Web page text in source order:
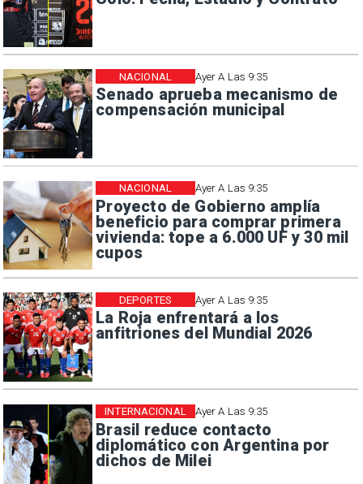
Ayer A Las 9:35
Senado aprueba mecanismo de
compensación municipal
NACIONAL
Ayer A Las 9:35
Proyecto de Gobierno amplía
beneficio para comprar primera
vivienda: tope a 6.000 UF y 30 mil
cupos
NACIONAL
Ayer A Las 9:35
La Roja enfrentará a los
anfitriones del Mundial 2026
DEPORTES
Ayer A Las 9:35
Brasil reduce contacto
diplomático con Argentina por
dichos de Milei
INTERNACIONAL